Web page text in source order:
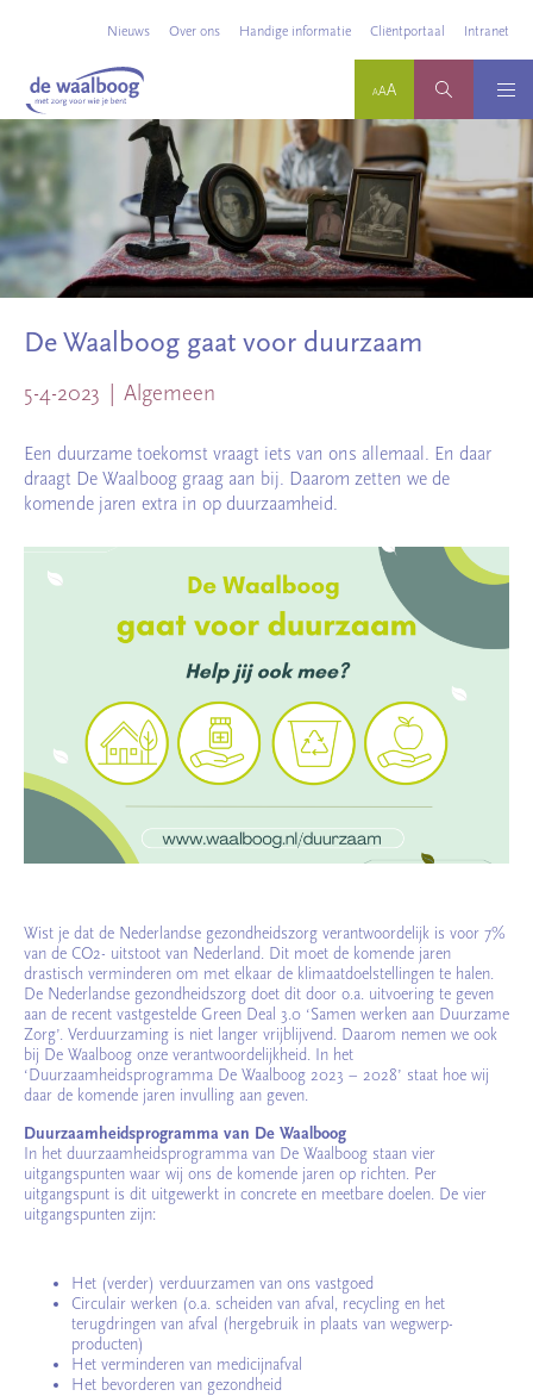
Nieuws Over ons Handige informatie Cliëntportaal Intranet
De Waalboog gaat voor duurzaam
5-4-2023 Algemeen
Een duurzame toekomst vraagt iets van ons allemaal. En daar
draagt De Waalboog graag aan bij. Daarom zetten we de
komende jaren extra in op duurzaamheid.
Wist je dat de Nederlandse gezondheidszorg verantwoordelijk is voor 7%
van de CO2- uitstoot van Nederland. Dit moet de komende jaren
drastisch verminderen om met elkaar de klimaatdoelstellingen te halen.
De Nederlandse gezondheidszorg doet dit door o.a. uitvoering te geven
aan de recent vastgestelde Green Deal 3.0 ‘Samen werken aan Duurzame
Zorg’. Verduurzaming is niet langer vrijblijvend. Daarom nemen we ook
bij De Waalboog onze verantwoordelijkheid. In het
‘Duurzaamheidsprogramma De Waalboog 2023 – 2028’ staat hoe wij
daar de komende jaren invulling aan geven.
Duurzaamheidsprogramma van De Waalboog
In het duurzaamheidsprogramma van De Waalboog staan vier
uitgangspunten waar wij ons de komende jaren op richten. Per
uitgangspunt is dit uitgewerkt in concrete en meetbare doelen. De vier
uitgangspunten zijn:
Het (verder) verduurzamen van ons vastgoed
Circulair werken (o.a. scheiden van afval, recycling en het
terugdringen van afval (hergebruik in plaats van wegwerp-
producten)
Het verminderen van medicijnafval
Het bevorderen van gezondheid